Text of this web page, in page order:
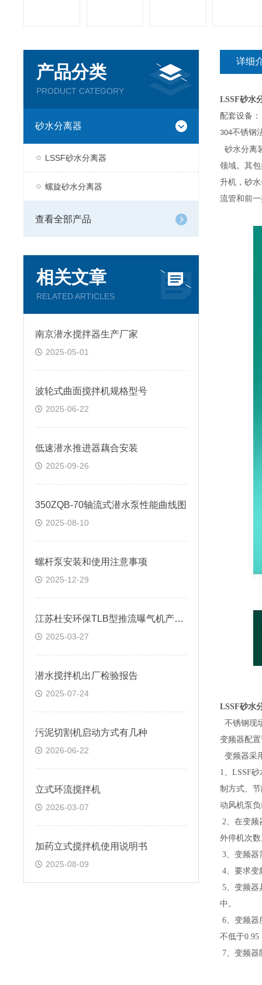
产品分类
PRODUCT CATEGORY
砂水分离器
LSSF砂水分离器
螺旋砂水分离器
查看全部产品
相关文章
RELATED ARTICLES
南京潜水搅拌器生产厂家
2025-05-01
波轮式曲面搅拌机规格型号
2025-06-22
低速潜水推进器藕合安装
2025-09-26
350ZQB-70轴流式潜水泵性能曲线图
2025-08-10
螺杆泵安装和使用注意事项
2025-12-29
江苏杜安环保TLB型推流曝气机产品说明
2025-03-27
潜水搅拌机出厂检验报告
2025-07-24
污泥切割机启动方式有几种
2026-06-22
立式环流搅拌机
2026-03-07
加药立式搅拌机使用说明书
2025-08-09
详细
LSSF砂水
配套设备：
304不锈钢
砂水分离
领域。其
升机，砂
流管和前
LSSF砂水
不锈钢现
变频器配
变频器采
1、 LSSF
制方式、
动风机泵
2、 在变频
外停机次
3、 变频器
4、 要求变
5、 变频器
中。
6、 变频器
不低于0.95
7、 变频器